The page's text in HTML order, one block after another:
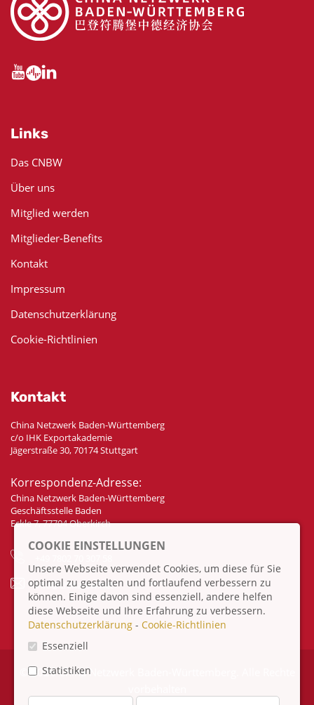
Links
Das CNBW
Über uns
Mitglied werden
Mitglieder-Benefits
Kontakt
Impressum
Datenschutzerklärung
Cookie-Richtlinien
Kontakt
China Netzwerk Baden-Württemberg
c/o IHK Exportakademie
Jägerstraße 30, 70174 Stuttgart
Korrespondenz-Adresse:
China Netzwerk Baden-Württemberg
Geschäftsstelle Baden
Eckle 7, 77704 Oberkirch
info@china-bw.net
© 2026 China Netzwerk Baden-Württemberg. Alle Rechte
COOKIE EINSTELLUNGEN
Unsere Webseite verwendet Cookies, um diese für Sie
optimal zu gestalten und fortlaufend verbessern zu
können. Einige davon sind essenziell, andere helfen
diese Webseite und Ihre Erfahrung zu verbessern.
Datenschutzerklärung - Cookie-Richtlinien
Essenziell
Statistiken